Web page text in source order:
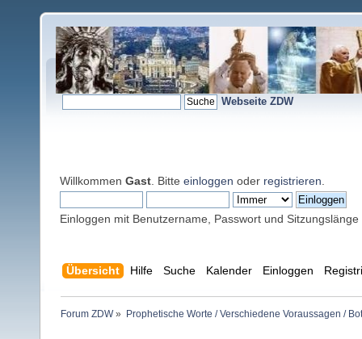
Webseite ZDW
Willkommen Gast . Bitte einloggen oder registrieren
Einloggen mit Benutzername, Passwort und Sitzungslänge
Übersicht Hilfe Suche Kalender Einloggen
Forum ZDW» Prophetische Worte / Verschiedene Voraussagen /